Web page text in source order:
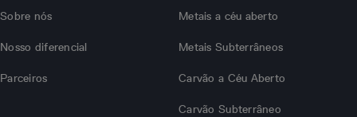
Sobre nós
Nosso diferencial
Parceiros
Metais a céu aberto
Metais Subterrâneos
Carvão a Céu Aberto
Carvão Subterrâneo